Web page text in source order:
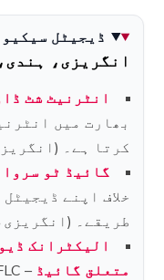
ڈیجیٹل
انگریزی،
انٹرنیٹ شٹ
بھارت میں
کرتا ہے۔
گائیڈ ٹو
خلاف اپنے
طریقے۔
الیکٹرانک
متعلق گائیڈ – SFLC (انگریزی،